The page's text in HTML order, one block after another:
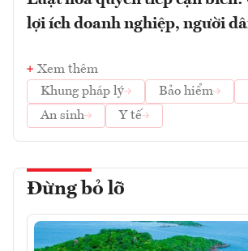
lợi ích doanh nghiệp, người
Xem thêm
Khung pháp lý
Bảo hiểm
An sinh
Y tế
Đừng bỏ lỡ